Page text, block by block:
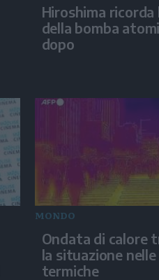
Hiroshima
della bomba
dopo
MONDO
Ondata di calore
la situazione
termiche